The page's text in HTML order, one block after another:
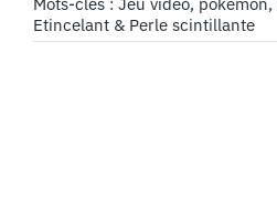
Mots-clés : Jeu vidéo, pokemon,
Etincelant & Perle scintillante